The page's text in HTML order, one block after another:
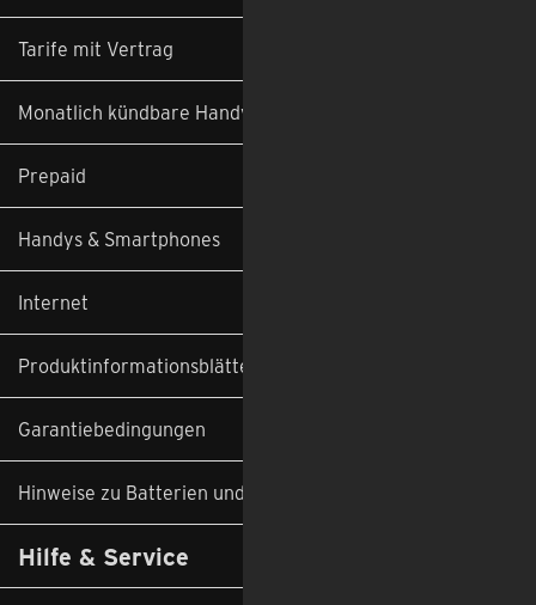
Tarife mit Vertrag
Monatlich kündbare Handyverträge
Prepaid
Handys & Smartphones
Internet
Produktinformationsblätter
Garantiebedingungen
Hinweise zu Batterien und Altgeräten
Hilfe & Service